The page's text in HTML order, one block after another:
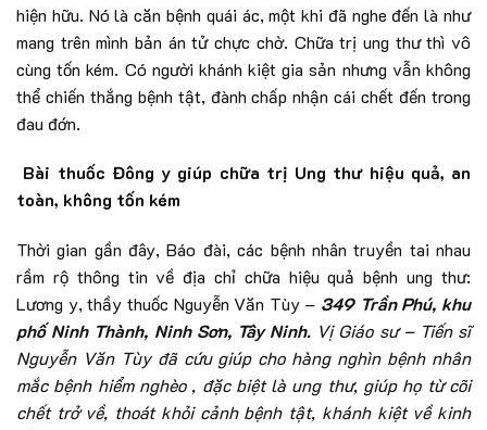
hiện hữu. Nó là căn bệnh quái ác, một khi đã nghe đến là như
mang trên mình bản án tử chực chờ. Chữa trị ung thư thì vô
cùng tốn kém. Có người khánh kiệt gia sản nhưng vẫn không
thể chiến thắng bệnh tật, đành chấp nhận cái chết đến trong
đau đớn.
Bài thuốc Đông y giúp chữa trị Ung thư hiệu quả, an
toàn, không tốn kém
Thời gian gần đây, Báo đài, các bệnh nhân truyền tai nhau
rầm rộ thông tin về địa chỉ chữa hiệu quả bệnh ung thư:
Lương y, thầy thuốc Nguyễn Văn Tùy – 349 Trần Phú, khu
phố Ninh Thành, Ninh Sơn, Tây Ninh. Vị Giáo sư – Tiến sĩ
Nguyễn Văn Tùy đã cứu giúp cho hàng nghìn bệnh nhân
mắc bệnh hiểm nghèo , đặc biệt là ung thư, giúp họ từ cõi
chết trở về, thoát khỏi cảnh bệnh tật, khánh kiệt về kinh